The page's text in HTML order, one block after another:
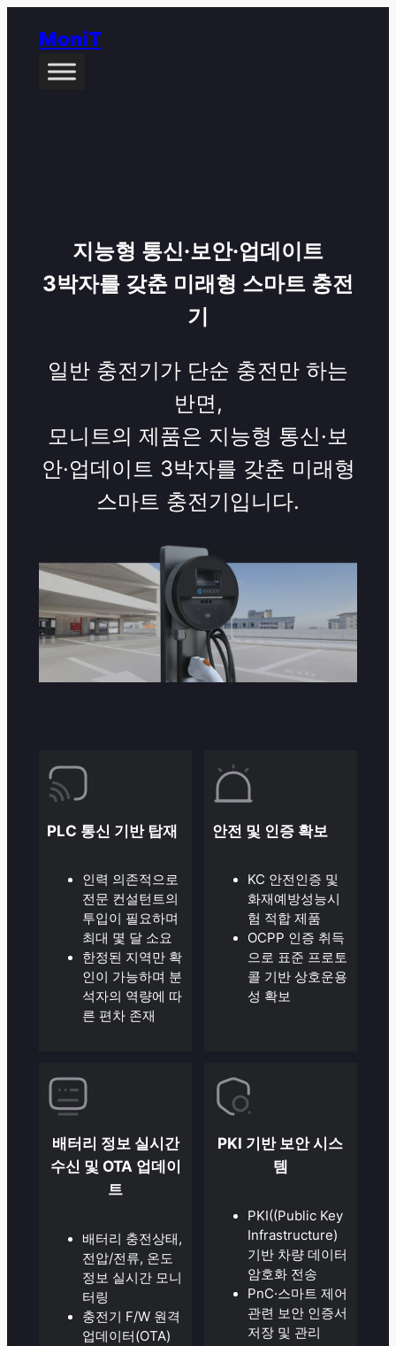
MoniT
지능형 통신·보안·업데이트
3박자를 갖춘 미래형 스마트 충전
기
일반 충전기가 단순 충전만 하는
반면,
모니트의 제품은 지능형 통신·보
안·업데이트 3박자를 갖춘 미래형
스마트 충전기입니다.
PLC 통신 기반 탑재
인력 의존적으로
전문 컨설턴트의
투입이 필요하며
최대 몇 달 소요
한정된 지역만 확
인이 가능하며 분
석자의 역량에 따
른 편차 존재
안전 및 인증 확보
KC 안전인증 및
화재예방성능시
험 적합 제품
OCPP 인증 취득
으로 표준 프로토
콜 기반 상호운용
성 확보
배터리 정보 실시간
수신 및 OTA 업데이
트
배터리 충전상태,
전압/전류, 온도
정보 실시간 모니
터링
충전기 F/W 원격
업데이터(OTA)
PKI 기반 보안 시스
템
PKI((Public Key
Infrastructure)
기반 차량 데이터
암호화 전송
PnC·스마트 제어
관련 보안 인증서
저장 및 관리